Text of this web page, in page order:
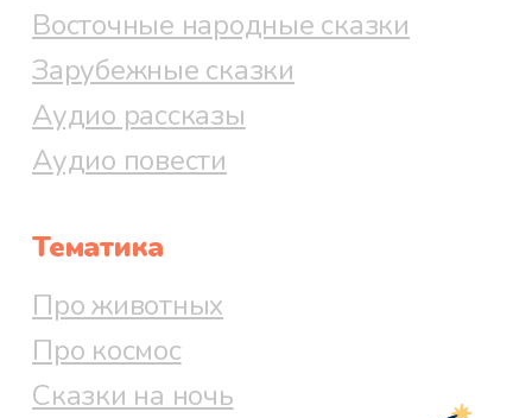
Восточные народные сказки
Зарубежные сказки
Аудио рассказы
Аудио повести
Тематика
Про животных
Про космос
Сказки на ночь